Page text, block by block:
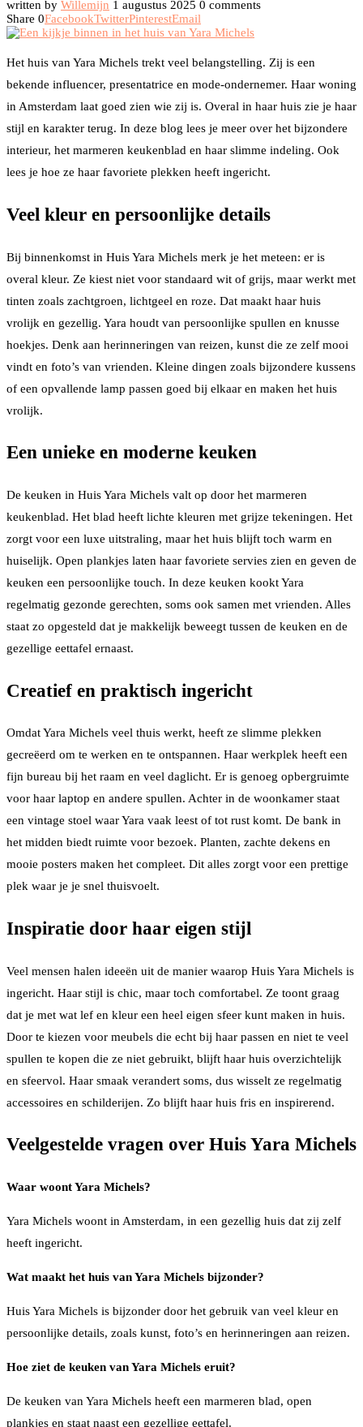
written by Willemijn 1 augustus 2025 0 comments
Share 0FacebookTwitterPinterestEmail
Het huis van Yara Michels trekt veel belangstelling. Zij is een
bekende influencer, presentatrice en mode-ondernemer. Haar woning
in Amsterdam laat goed zien wie zij is. Overal in haar huis zie je haar
stijl en karakter terug. In deze blog lees je meer over het bijzondere
interieur, het marmeren keukenblad en haar slimme indeling. Ook
lees je hoe ze haar favoriete plekken heeft ingericht.
Veel kleur en persoonlijke details
Bij binnenkomst in Huis Yara Michels merk je het meteen: er is
overal kleur. Ze kiest niet voor standaard wit of grijs, maar werkt met
tinten zoals zachtgroen, lichtgeel en roze. Dat maakt haar huis
vrolijk en gezellig. Yara houdt van persoonlijke spullen en knusse
hoekjes. Denk aan herinneringen van reizen, kunst die ze zelf mooi
vindt en foto’s van vrienden. Kleine dingen zoals bijzondere kussens
of een opvallende lamp passen goed bij elkaar en maken het huis
vrolijk.
Een unieke en moderne keuken
De keuken in Huis Yara Michels valt op door het marmeren
keukenblad. Het blad heeft lichte kleuren met grijze tekeningen. Het
zorgt voor een luxe uitstraling, maar het huis blijft toch warm en
huiselijk. Open plankjes laten haar favoriete servies zien en geven de
keuken een persoonlijke touch. In deze keuken kookt Yara
regelmatig gezonde gerechten, soms ook samen met vrienden. Alles
staat zo opgesteld dat je makkelijk beweegt tussen de keuken en de
gezellige eettafel ernaast.
Creatief en praktisch ingericht
Omdat Yara Michels veel thuis werkt, heeft ze slimme plekken
gecreëerd om te werken en te ontspannen. Haar werkplek heeft een
fijn bureau bij het raam en veel daglicht. Er is genoeg opbergruimte
voor haar laptop en andere spullen. Achter in de woonkamer staat
een vintage stoel waar Yara vaak leest of tot rust komt. De bank in
het midden biedt ruimte voor bezoek. Planten, zachte dekens en
mooie posters maken het compleet. Dit alles zorgt voor een prettige
plek waar je je snel thuisvoelt.
Inspiratie door haar eigen stijl
Veel mensen halen ideeën uit de manier waarop Huis Yara Michels is
ingericht. Haar stijl is chic, maar toch comfortabel. Ze toont graag
dat je met wat lef en kleur een heel eigen sfeer kunt maken in huis.
Door te kiezen voor meubels die echt bij haar passen en niet te veel
spullen te kopen die ze niet gebruikt, blijft haar huis overzichtelijk
en sfeervol. Haar smaak verandert soms, dus wisselt ze regelmatig
accessoires en schilderijen. Zo blijft haar huis fris en inspirerend.
Veelgestelde vragen over Huis Yara Michels
Waar woont Yara Michels?
Yara Michels woont in Amsterdam, in een gezellig huis dat zij zelf
heeft ingericht.
Wat maakt het huis van Yara Michels bijzonder?
Huis Yara Michels is bijzonder door het gebruik van veel kleur en
persoonlijke details, zoals kunst, foto’s en herinneringen aan reizen.
Hoe ziet de keuken van Yara Michels eruit?
De keuken van Yara Michels heeft een marmeren blad, open
plankjes en staat naast een gezellige eettafel.